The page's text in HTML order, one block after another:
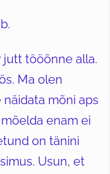
tööõnne alla.
Ma olen
mõni aps
enam ei
on tänini
Usun, et